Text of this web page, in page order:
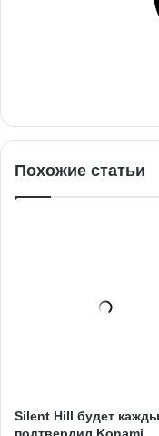
Похожие статьи
Silent Hill будет